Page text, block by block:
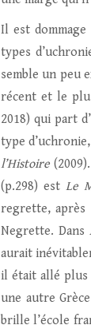
Il est
types
semble un peu
récent et le
2018) qui part
type
l’Histoire
(p.298) est Le
regrette, après
Negrette. Dans
aurait
il était allé plus
une autre
brille l’école